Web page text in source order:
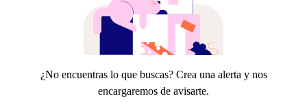
¿No encuentras lo que buscas? Crea una alerta y nos
encargaremos de avisarte.